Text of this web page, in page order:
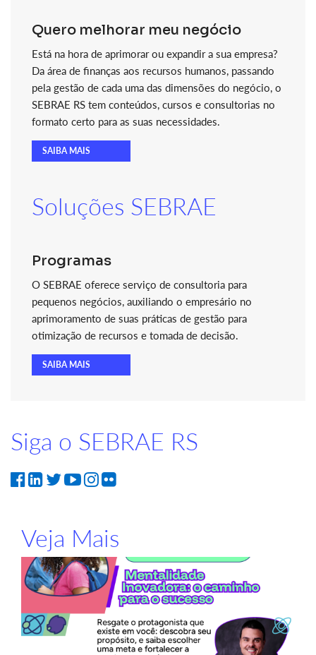
Quero melhorar meu negócio
Está na hora de aprimorar ou expandir a sua empresa?
Da área de finanças aos recursos humanos, passando
pela gestão de cada uma das dimensões do negócio, o
SEBRAE RS tem conteúdos, cursos e consultorias no
formato certo para as suas necessidades.
SAIBA MAIS
Soluções SEBRAE
Programas
O SEBRAE oferece serviço de consultoria para
pequenos negócios, auxiliando o empresário no
aprimoramento de suas práticas de gestão para
otimização de recursos e tomada de decisão.
SAIBA MAIS
Siga o SEBRAE RS
Veja Mais